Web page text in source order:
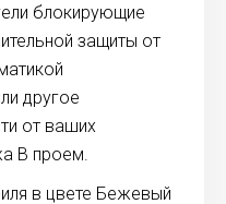
блокирующие
защиты от
другое
от ваших
В проем.
в цвете Бежевый